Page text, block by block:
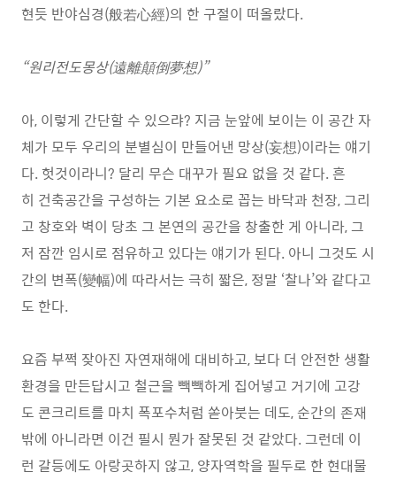
현듯 반야심경(般若心經)의 한 구절이 떠올랐다.
“원리전도몽상(遠離顛倒夢想)”
아, 이렇게 간단할 수 있으랴? 지금 눈앞에 보이는 이 공간 자
체가 모두 우리의 분별심이 만들어낸 망상(妄想)이라는 얘기
다. 헛것이라니? 달리 무슨 대꾸가 필요 없을 것 같다. 흔
히 건축공간을 구성하는 기본 요소로 꼽는 바닥과 천장, 그리
고 창호와 벽이 당초 그 본연의 공간을 창출한 게 아니라, 그
저 잠깐 임시로 점유하고 있다는 얘기가 된다. 아니 그것도 시
간의 변폭(變幅)에 따라서는 극히 짧은, 정말 ‘찰나’와 같다고
도 한다.
요즘 부쩍 잦아진 자연재해에 대비하고, 보다 더 안전한 생활
환경을 만든답시고 철근을 빽빽하게 집어넣고 거기에 고강
도 콘크리트를 마치 폭포수처럼 쏟아붓는 데도, 순간의 존재
밖에 아니라면 이건 필시 뭔가 잘못된 것 같았다. 그런데 이
런 갈등에도 아랑곳하지 않고, 양자역학을 필두로 한 현대물